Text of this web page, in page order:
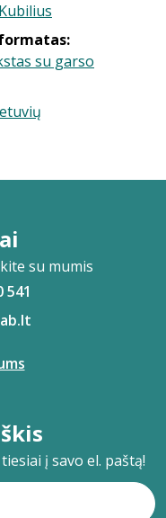
su garso
su mumis
541
į savo el. paštą!